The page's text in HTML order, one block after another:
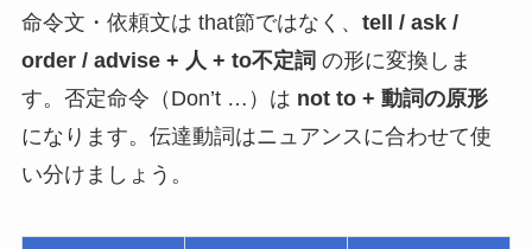
命令文・依頼文は that節ではなく、 tell / ask /
order / advise + 人 + to不定詞 の形に変換しま
す。否定命令（Don’t …）は not to + 動詞の原形
になります。伝達動詞はニュアンスに合わせて使
い分けましょう。